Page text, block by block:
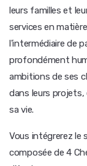
leurs familles et
services en
l'intermédiaire de
profondément
ambitions de ses
dans leurs
sa vie.
Vous intégrerez le
composée de 4